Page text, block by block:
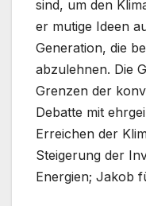
sind, um den
er mutige Ideen
Generation, die
abzulehnen. Die
Grenzen der
Debatte mit
Erreichen der
Steigerung der
Energien; Jakob